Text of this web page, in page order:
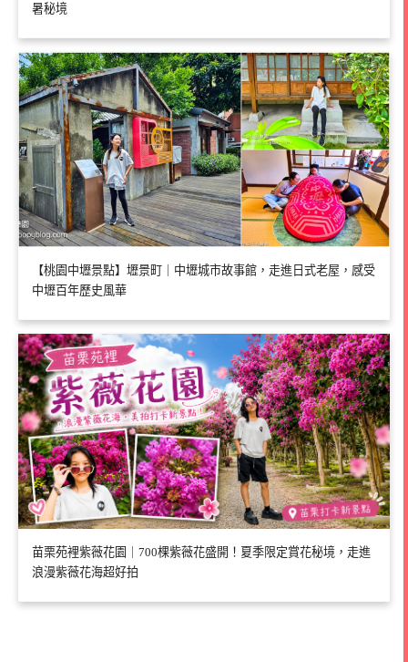
暑秘境
【桃園中壢景點】壢景町｜中壢城市故事館，走進日式老屋，感受
中壢百年歷史風華
苗栗苑裡紫薇花園｜700棵紫薇花盛開！夏季限定賞花秘境，走進
浪漫紫薇花海超好拍